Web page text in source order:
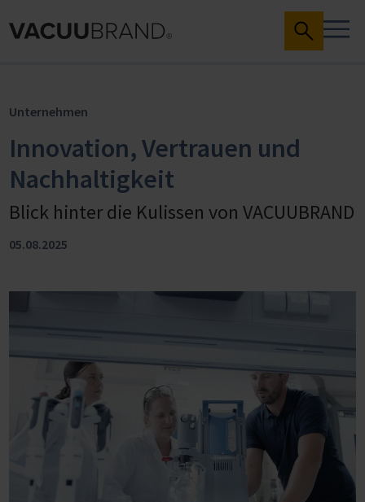
Unternehmen
Innovation, Vertrauen und
Nachhaltigkeit
Blick hinter die Kulissen von VACUUBRAND
05.08.2025